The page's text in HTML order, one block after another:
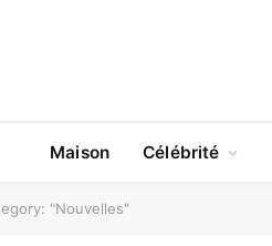
Maison Célébrité
"Nouvelles"